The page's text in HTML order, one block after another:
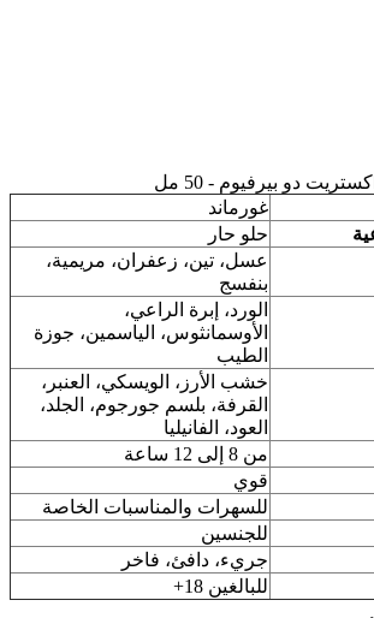
دو بيرفيوم - 50 مل
غورماند
حلو حار
عسل، تين، زعفران، مريمية،
بنفسج
الورد، إبرة الراعي،
الأوسمانثوس، الياسمين، جوزة
الطيب
خشب الأرز، الويسكي، العنبر،
القرفة، بلسم جورجوم، الجلد،
العود، الفانيليا
من 8 إلى 12 ساعة
قوي
للسهرات والمناسبات الخاصة
للجنسين
جريء، دافئ، فاخر
للبالغين 18+